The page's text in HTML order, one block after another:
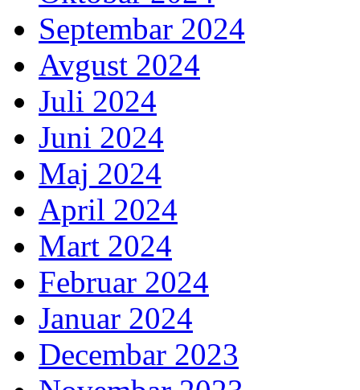
Septembar 2024
Avgust 2024
Juli 2024
Juni 2024
Maj 2024
April 2024
Mart 2024
Februar 2024
Januar 2024
Decembar 2023